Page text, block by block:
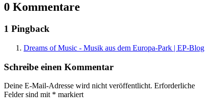
0 Kommentare
1 Pingback
Dreams of Music - Musik aus dem Europa-Park | EP-Blog
Schreibe einen Kommentar
Deine E-Mail-Adresse wird nicht veröffentlicht. Erforderliche
Felder sind mit * markiert